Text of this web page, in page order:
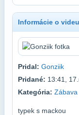
Informácie o videu
Pridal: Gonziik
Pridané: 13:41,
Kategória: Zábava
typek s mackou